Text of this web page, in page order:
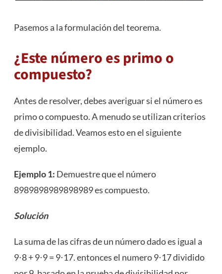
Pasemos a la formulación del teorema.
¿Este número es primo o
compuesto?
Antes de resolver, debes averiguar si el número es
primo o compuesto. A menudo se utilizan criterios
de divisibilidad. Veamos esto en el siguiente
ejemplo.
Ejemplo 1: Demuestre que el número
8989898989898989es compuesto.
Solución
La suma de las cifras de un número dado es igual a
9⋅8 + 9⋅9 = 9⋅17. entonces el numero 9⋅17 dividido